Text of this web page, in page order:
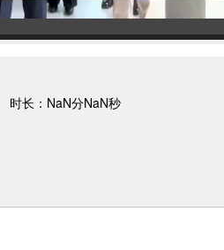
时长：NaN分NaN秒